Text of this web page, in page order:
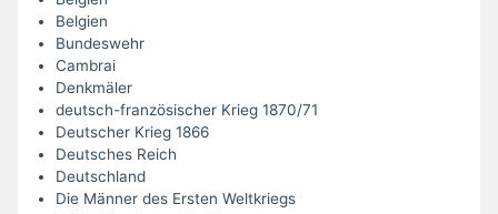
Belgien
Bundeswehr
Cambrai
Denkmäler
deutsch-französischer Krieg 1870/71
Deutscher Krieg 1866
Deutsches Reich
Deutschland
Die Männer des Ersten Weltkriegs